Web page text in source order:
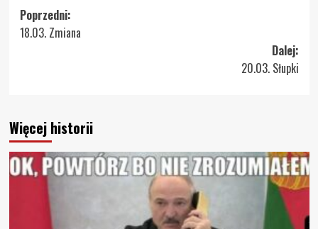
Zobacz
wpisy
Poprzedni:
18.03. Zmiana
Dalej:
20.03. Słupki
Więcej historii